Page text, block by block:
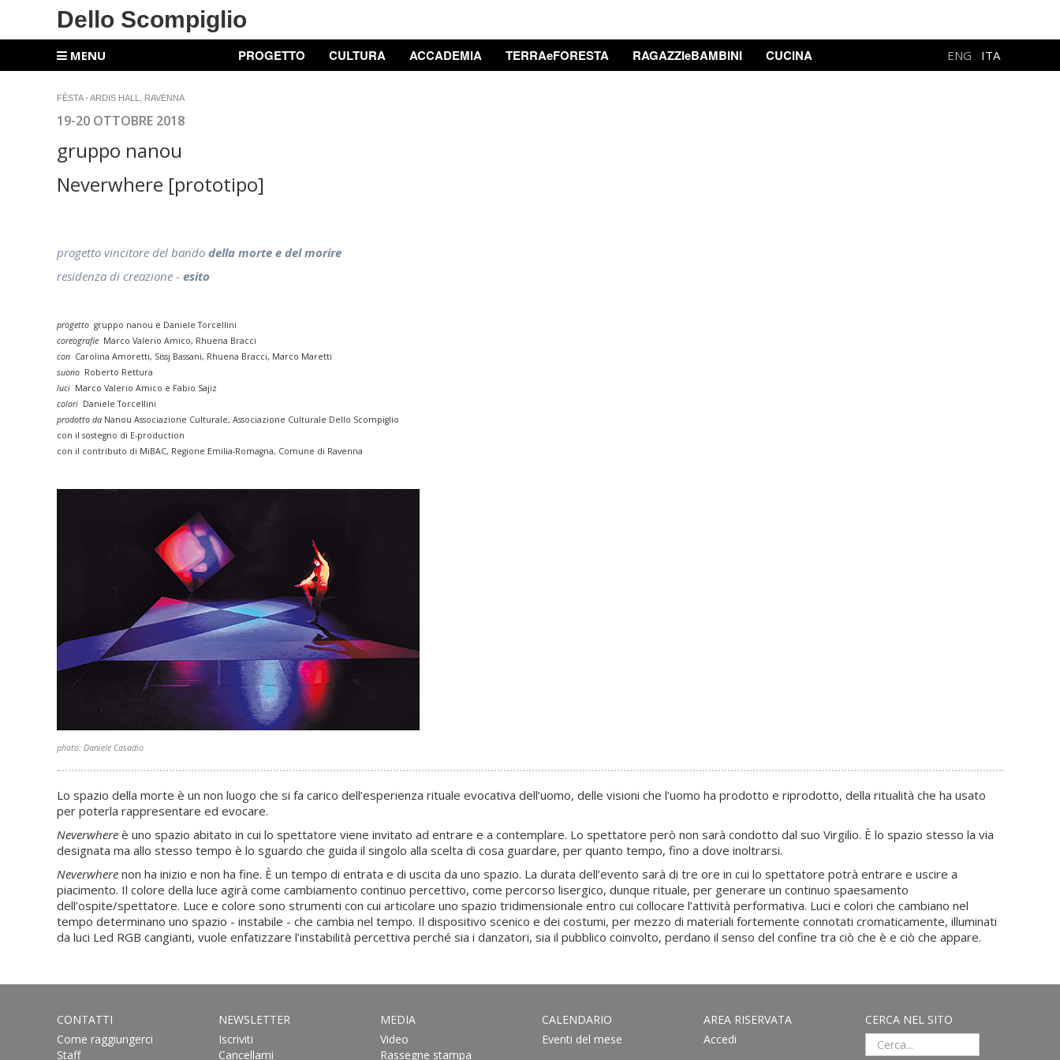
Dello Scompiglio
MENU PROGETTO CULTURA ACCADEMIA TERRAeFORESTA RAGAZZIeBAMBINI CUCINA ENG ITA
FÈSTA - ARDIS HALL, RAVENNA
19-20 OTTOBRE 2018
gruppo nanou
Neverwhere [prototipo]
progetto vincitore del bando della morte e del morire
residenza di creazione - esito
progetto gruppo nanou e Daniele Torcellini
coreografie Marco Valerio Amico, Rhuena Bracci
con Carolina Amoretti, Sissj Bassani, Rhuena Bracci, Marco Maretti
suono Roberto Rettura
luci Marco Valerio Amico e Fabio Sajiz
colori Daniele Torcellini
prodotto da Nanou Associazione Culturale, Associazione Culturale Dello Scompiglio
con il sostegno di E-production
con il contributo di MiBAC, Regione Emilia-Romagna, Comune di Ravenna
photo: Daniele Casadio
Lo spazio della morte è un non luogo che si fa carico dell’esperienza rituale evocativa dell’uomo, delle visioni che l’uomo ha prodotto e riprodotto, della ritualità che ha usato
per poterla rappresentare ed evocare.
Neverwhere è uno spazio abitato in cui lo spettatore viene invitato ad entrare e a contemplare. Lo spettatore però non sarà condotto dal suo Virgilio. È lo spazio stesso la via
designata ma allo stesso tempo è lo sguardo che guida il singolo alla scelta di cosa guardare, per quanto tempo, fino a dove inoltrarsi.
Neverwhere non ha inizio e non ha fine. È un tempo di entrata e di uscita da uno spazio. La durata dell’evento sarà di tre ore in cui lo spettatore potrà entrare e uscire a
piacimento. Il colore della luce agirà come cambiamento continuo percettivo, come percorso lisergico, dunque rituale, per generare un continuo spaesamento
dell’ospite/spettatore. Luce e colore sono strumenti con cui articolare uno spazio tridimensionale entro cui collocare l’attività performativa. Luci e colori che cambiano nel
tempo determinano uno spazio - instabile - che cambia nel tempo. Il dispositivo scenico e dei costumi, per mezzo di materiali fortemente connotati cromaticamente, illuminati
da luci Led RGB cangianti, vuole enfatizzare l’instabilità percettiva perché sia i danzatori, sia il pubblico coinvolto, perdano il senso del confine tra ciò che è e ciò che appare.
CONTATTI
Come raggiungerci
Staff
NEWSLETTER
Iscriviti
Cancellami
MEDIA
Video
Rassegne stampa
CALENDARIO
Eventi del mese
AREA RISERVATA
Accedi
CERCA NEL SITO